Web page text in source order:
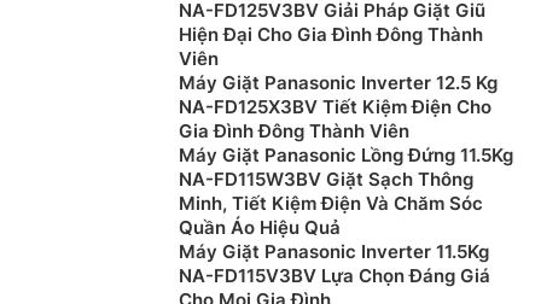
NA-FD125V3BV Giải Pháp Giặt Giũ
Hiện Đại Cho Gia Đình Đông Thành
Viên
Máy Giặt Panasonic Inverter 12.5 Kg
NA-FD125X3BV Tiết Kiệm Điện Cho
Gia Đình Đông Thành Viên
Máy Giặt Panasonic Lồng Đứng 11.5Kg
NA-FD115W3BV Giặt Sạch Thông
Minh, Tiết Kiệm Điện Và Chăm Sóc
Quần Áo Hiệu Quả
Máy Giặt Panasonic Inverter 11.5Kg
NA-FD115V3BV Lựa Chọn Đáng Giá